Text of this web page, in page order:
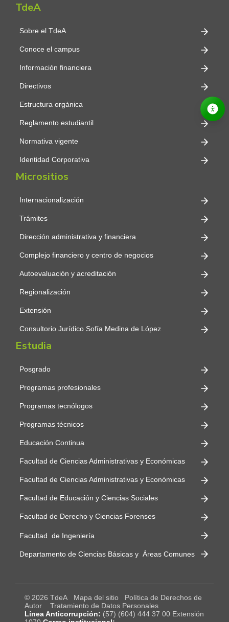
TdeA
Sobre el TdeA
Conoce el campus
Información financiera
Directivos
Estructura orgánica
Reglamento estudiantil
Normativa vigente
Identidad Corporativa
Micrositios
Internacionalización
Trámites
Dirección administrativa y financiera
Complejo financiero y centro de negocios
Autoevaluación y acreditación
Regionalización
Extensión
Consultorio Jurídico Sofía Medina de López
Estudia
Posgrado
Programas profesionales
Programas tecnólogos
Programas técnicos
Educación Continua
Facultad de Ciencias Administrativas y Económicas
Facultad de Ciencias Administrativas y Económicas
Facultad de Educación y Ciencias Sociales
Facultad de Derecho y Ciencias Forenses
Facultad de Ingeniería
Departamento de Ciencias Básicas y Áreas Comunes
© 2026 TdeA Mapa del sitio
Política de Derechos de
Autor
Tratamiento de Datos Personales
Línea Anticorrupción: (57) (604) 444 37 00 Extensión